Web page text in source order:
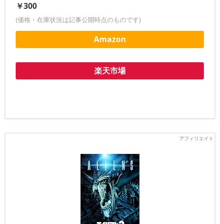
￥300
(価格・在庫状況は記事公開時点のものです)
Amazon
楽天市場